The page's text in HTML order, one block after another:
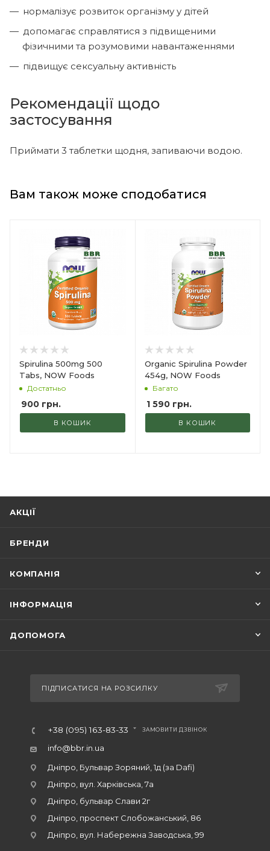
нормалізує розвиток організму у дітей
допомагає справлятися з підвищеними
фізичними та розумовими навантаженнями
підвищує сексуальну активність
Рекомендації щодо
застосування
Приймати 3 таблетки щодня, запиваючи водою.
Вам також може сподобатися
Spirulina 500mg 500
Tabs, NOW Foods
Достатньо
900 грн.
В КОШИК
Organic Spirulina Powder
454g, NOW Foods
Багато
1 590грн.
В КОШИК
АКЦІЇ
БРЕНДИ
КОМПАНІЯ
ІНФОРМАЦІЯ
ДОПОМОГА
ПІДПИСАТИСЯ НА РОЗСИЛКУ
+38 (095) 163-83-33 ЗАМОВИТИ ДЗВІНОК
info@bbr.in.ua
Дніпро, Бульвар Зоряний, 1д (за Dafi)
Дніпро, вул. Харківська, 7а
Дніпро, бульвар Слави 2г
Дніпро, проспект Слобожанський, 86
Дніпро, вул. Набережна Заводська, 99